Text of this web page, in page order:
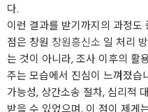
다.
이런 결과를 받기까지의 과정도
점은 창원 창원흥신소 일 처리
는 것이 아니라, 조사 이후의 활
주는 모습에서 진심이 느껴졌습
가능성, 상간소송 절차, 심리적
받을 수 있었으며, 이 점이 제게